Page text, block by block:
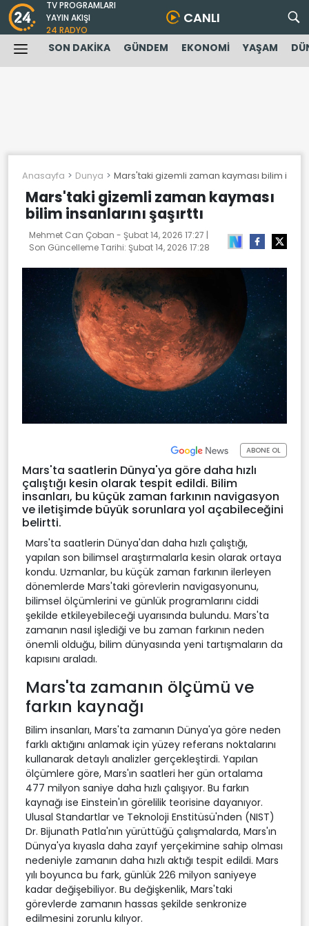
TV PROGRAMLARI
YAYIN AKIŞI
24 RADYO
CANLI
SON DAKİKA GÜNDEM EKONOMİ YAŞAM
Anasayfa Dunya Mars'taki gizemli zaman kayması bilim
Mars'taki gizemli zaman kayması
bilim insanlarını şaşırttı
Mehmet Can Çoban - Şubat 14, 2026 17:27 |
Son Güncelleme Tarihi: Şubat 14, 2026 17:28
ABONE OL
Mars'ta saatlerin Dünya'ya göre daha hızlı
çalıştığı kesin olarak tespit edildi. Bilim
insanları, bu küçük zaman farkının navigasyon
ve iletişimde büyük sorunlara yol açabileceğini
belirtti.
Mars'ta saatlerin Dünya'dan daha hızlı çalıştığı,
yapılan son bilimsel araştırmalarla kesin olarak ortaya
kondu. Uzmanlar, bu küçük zaman farkının ilerleyen
dönemlerde Mars'taki görevlerin navigasyonunu,
bilimsel ölçümlerini ve günlük programlarını ciddi
şekilde etkileyebileceği uyarısında bulundu. Mars'ta
zamanın nasıl işlediği ve bu zaman farkının neden
önemli olduğu, bilim dünyasında yeni tartışmaların da
kapısını araladı.
Mars'ta zamanın ölçümü ve
farkın kaynağı
Bilim insanları, Mars'ta zamanın Dünya'ya göre neden
farklı aktığını anlamak için yüzey referans noktalarını
kullanarak detaylı analizler gerçekleştirdi. Yapılan
ölçümlere göre, Mars'ın saatleri her gün ortalama
477 milyon saniye daha hızlı çalışıyor. Bu farkın
kaynağı ise Einstein'ın görelilik teorisine dayanıyor.
Ulusal Standartlar ve Teknoloji Enstitüsü'nden (NIST)
Dr. Bijunath Patla'nın yürüttüğü çalışmalarda, Mars'ın
Dünya'ya kıyasla daha zayıf yerçekimine sahip olması
nedeniyle zamanın daha hızlı aktığı tespit edildi. Mars
yılı boyunca bu fark, günlük 226 milyon saniyeye
kadar değişebiliyor. Bu değişkenlik, Mars'taki
görevlerde zamanın hassas şekilde senkronize
edilmesini zorunlu kılıyor.